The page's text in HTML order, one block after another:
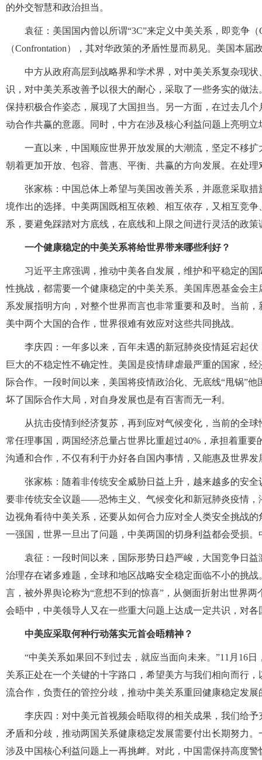
的外交智慧和政治担当。
袁征：美国国内曾以所谓“3C”来定义中美关系，即竞争（
（Confrontation），其对华政策的矛盾性显而易见。美国本
中方从政府高层到战略界和学术界，对中美关系复杂现
识，对中美关系改善予以很大的耐心，采取了一些务实的做
保持积极合作姿态，展现了大国担当。另一方面，在过去几
动合作共赢的意愿。同时，中方在涉及核心利益问题上亮明
一直以来，中国顺应世界开放发展的大潮流，坚定不移
朝着更加开放、包容、普惠、平衡、共赢的方向发展。在处
张家栋：中国总体上希望与美国改善关系，并愿意采取
境作出的选择。中美两国既相互依赖、相互依存，又相互竞
系，要避免踩踏对方底线，在底线和上限之间进行灵活的政策
一个健康稳定的中美关系将给世界带来哪些利好？
习近平主席强调，推动中美各自发展，维护和平稳定的
性挑战，都需要一个健康稳定的中美关系。美国库恩基金会
系发展指明方向，对整个世界而言也非常重要和及时。当前
美中两个大国的合作，世界很难有效应对这些共同挑战。
李庆四：一年多以来，百年未遇的新冠肺炎疫情延宕起
巨大的不稳定性不确定性。美国是疫情肆虐最严重的国家，
际合作。一段时间以来，美国将疫情政治化、无底线“甩锅”
坏了国际合作大局，对自身发展也是有百害而无一利。
从抗击疫情到经济复苏，再到应对气候变化，当前的全
常任理事国，两国经济总量占世界比重超过40%，承担着重
沟通和合作，不仅有利于办好各自国内事情，又能惠及世界
张家栋：随着非传统安全威胁日益上升，越来越多的安
要非传统安全议题——恐怖主义、气候变化和新冠肺炎疫情，
边视角看待中美关系，还要从如何合力应对全人类安全挑战
一强国，世界一旦出了问题，中美两国的切身利益都会受损
袁征：一段时间以来，国际形势日趋严峻，大国竞争日
治理存在诸多难题，全球和地区战略安全稳定面临不小的挑
言，被外界舆论称为“意想不到的惊喜”，从侧面折射出世界
会晤中，中美领导人又在一些重大问题上达成一定共识，对
中美应采取何种行动落实元首会晤精神？
“中美关系如果回不到过去，就应当面向未来。”11月16
关系正处在一个关键的十字路口，希望美方与我们相向而行
流合作，负责任的管控分歧，推动中美关系重回健康稳定发展
李庆四：对中美元首视频会晤取得的相关成果，我们给
矛盾和分歧，推动两国关系健康稳定发展需要付出长期努力
涉及中国核心利益问题上一再挑衅。对此，中国需保持高度